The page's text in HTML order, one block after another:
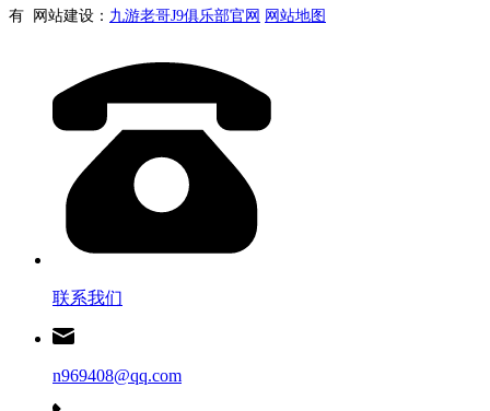
有 网站建设： 九游老哥J9俱乐部官网 网站地图
联系我们
n969408@qq.com